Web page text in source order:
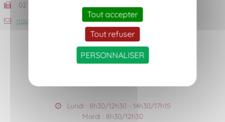
02 40 06 56 59
nous contacter
Lundi : 8h30/12h30 - 14h30/17h15
Mardi : 8h30/12h30
Tout accepter
Tout refuser
PERSONNALISER